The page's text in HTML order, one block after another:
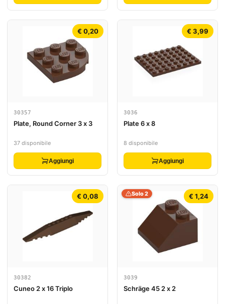
€ 0,20
30357
Plate, Round Corner 3 x 3
37 disponibile
Aggiungi
€ 3,99
3036
Plate 6 x 8
8 disponibile
Aggiungi
€ 0,08
30382
Cuneo 2 x 16 Triplo
€ 1,24
Solo 2
3039
Schräge 45 2 x 2